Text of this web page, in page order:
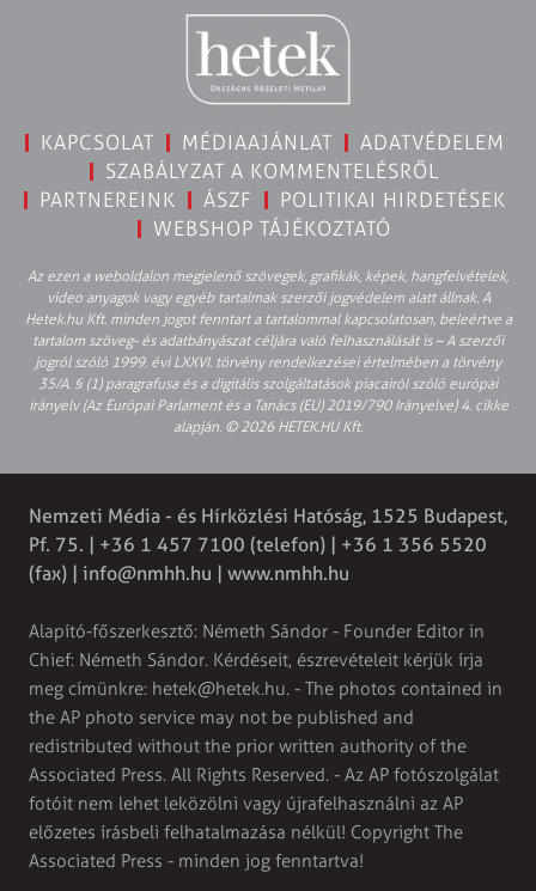
KAPCSOLAT MÉDIAAJÁNLAT
ADATVÉDELEM
SZABÁLYZAT A KOMMENTELÉSRŐL
PARTNEREINK
ÁSZF
POLITIKAI HIRDETÉSEK
WEBSHOP TÁJÉKOZTATÓ
Az ezen a weboldalon megjelenő szövegek, grafikák, képek, hangfelvételek,
video anyagok vagy egyéb tartalmak szerzői jogvédelem alatt állnak. A
Hetek.hu Kft. minden jogot fenntart a tartalommal kapcsolatosan, beleértve a
tartalom szöveg- és adatbányászat céljára való felhasználását is – A szerzői
jogról szóló 1999. évi LXXVI. törvény rendelkezései értelmében a törvény
35/A. § (1) paragrafusa és a digitális szolgáltatások piacairól szóló európai
irányelv (Az Európai Parlament és a Tanács (EU) 2019/790 Irányelve) 4. cikke
alapján. © 2026 HETEK.HU Kft.
Nemzeti Média - és Hírközlési Hatóság, 1525 Budapest,
Pf. 75. | +36 1 457 7100 (telefon) | +36 1 356 5520
(fax) | info@nmhh.hu | www.nmhh.hu
Alapító-főszerkesztő: Németh Sándor - Founder Editor in
Chief: Németh Sándor. Kérdéseit, észrevételeit kérjük írja
meg címünkre: hetek@hetek.hu. - The photos contained in
the AP photo service may not be published and
redistributed without the prior written authority of the
Associated Press. All Rights Reserved. - Az AP fotószolgálat
fotóit nem lehet leközölni vagy újrafelhasználni az AP
előzetes írásbeli felhatalmazása nélkül! Copyright The
Associated Press - minden jog fenntartva!